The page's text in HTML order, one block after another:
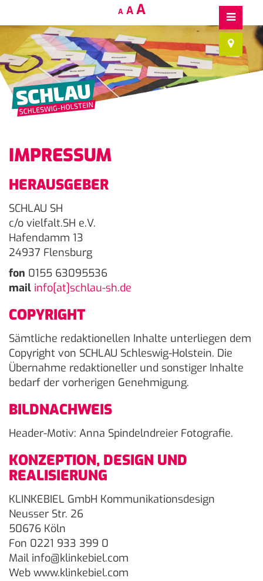
A
Decrease
font
size.
A Reset
size.
AIncrease
font
size.
IMPRESSUM
HERAUSGEBER
SCHLAU SH
c/o vielfalt.SH e.V.
Hafendamm 13
24937 Flensburg
fon 0155 63095536
mail info[at]schlau-sh.de
COPYRIGHT
Sämtliche redaktionellen Inhalte unterliegen dem
Copyright von SCHLAU Schleswig-Holstein. Die
Übernahme redaktioneller und sonstiger Inhalte
bedarf der vorherigen Genehmigung.
BILDNACHWEIS
Header-Motiv: Anna Spindelndreier Fotografie.
KONZEPTION, DESIGN UND
REALISIERUNG
KLINKEBIEL GmbH Kommunikationsdesign
Neusser Str. 26
50676 Köln
Fon 0221 933 399 0
Mail info@klinkebiel.com
Web www.klinkebiel.com